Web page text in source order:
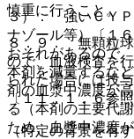
３）． 強いＣＹＰ
ナゾール等）〔１
おそれがあるので
本剤を減量するな
剤の血漿中濃度が
る（本剤の主要代
ため、血漿中濃度
慎重に行うこと。
８．９． 無顆粒球
ので、血液検査を
られた場合には投
〔１１．１．６参
（特定の背景を有